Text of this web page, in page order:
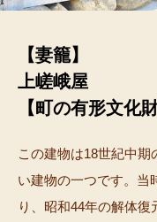
【妻籠】
上嵯峨屋
【町の有形文化財
この建物は18世紀中
い建物の一つです。当
り、昭和44年の解体